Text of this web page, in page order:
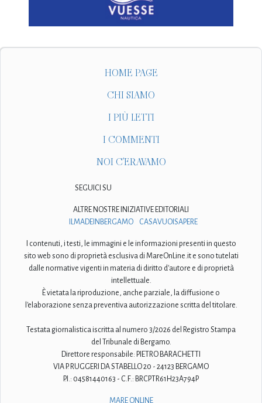
HOME PAGE
CHI SIAMO
I PIÙ LETTI
I COMMENTI
NOI C'ERAVAMO
SEGUICI SU
ALTRE NOSTRE INIZIATIVE EDITORIALI
ILMADEINBERGAMO
CASAVUOISAPERE
I contenuti, i testi, le immagini e le informazioni presenti in questo
sito web sono di proprietà esclusiva di MareOnLine.it e sono tutelati
dalle normative vigenti in materia di diritto d'autore e di proprietà
intellettuale.
È vietata la riproduzione, anche parziale, la diffusione o
l'elaborazione senza preventiva autorizzazione scritta del titolare.
Testata giornalistica iscritta al numero 3/2026 del Registro Stampa
del Tribunale di Bergamo.
Direttore responsabile: PIETRO BARACHETTI
VIA P. RUGGERI DA STABELLO 20 - 24123 BERGAMO
P.I.: 04581440163 - C.F.: BRCPTR61H23A794P
MARE ONLINE